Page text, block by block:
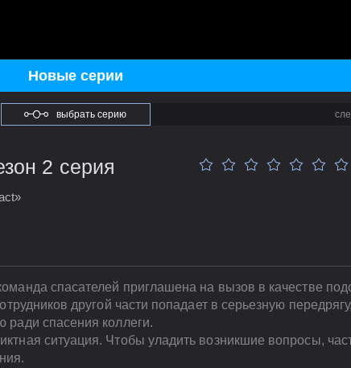
Новые серии
выбрать серию
2 серия
спасателей приглашена на вызов в качестве
другой части попадает в серьезную
ради спасения коллеги.
ситуация. Чтобы уладить возникшие вопросы,